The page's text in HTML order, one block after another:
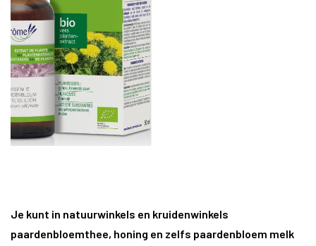
Je kunt in natuurwinkels en kruidenwinkels
paardenbloemthee, honing en zelfs paardenbloem melk